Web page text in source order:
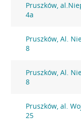
Pruszków,
4a
Pruszków, Al.
8
Pruszków, Al.
8
Pruszków, al.
25